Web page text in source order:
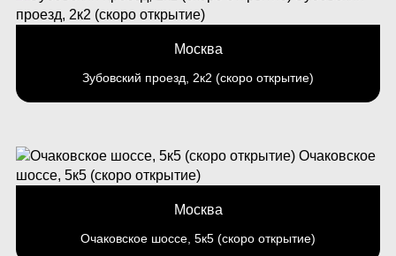
Москва
Зубовский проезд, 2к2 (скоро открытие)
Москва
Очаковское шоссе, 5к5 (скоро открытие)